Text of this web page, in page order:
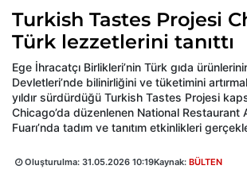
Turkish Tastes Projesi
Türk lezzetlerini tanıttı
Ege İhracatçı Birlikleri’nin Türk gıda
Devletleri’nde bilinirliğini ve tüketimini
yıldır sürdürdüğü Turkish Tastes Projesi
Chicago’da düzenlenen National Restaurant
Fuarı’nda tadım ve tanıtım etkinlikleri
Oluşturulma: 31.05.2026 10:19Kaynak: BÜLTEN